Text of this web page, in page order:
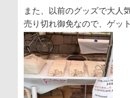
また、 以前のグッズで大人
売り切れ御免なので、 ゲッ